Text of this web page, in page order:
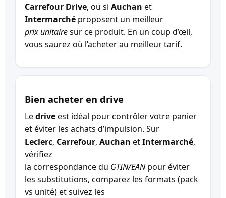
Carrefour Drive, ou si Auchan et
Intermarché proposent un meilleur
prix unitairesur ce produit. En un coup d’œil,
vous saurez où l’acheter au meilleur tarif.
Bien acheter en drive
Ledriveest idéal pour contrôler votre panier
et éviter les achats d’impulsion. Sur
Leclerc, Carrefour, Auchan etIntermarché,
vérifiez
la correspondance du GTIN/EANpour éviter
les substitutions, comparez les formats (pack
vs unité) et suivez les